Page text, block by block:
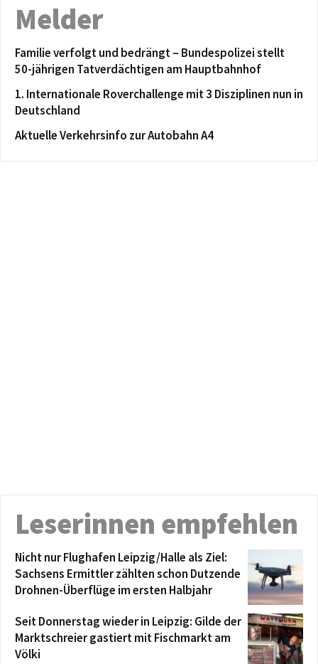
Melder
Familie verfolgt und bedrängt – Bundespolizei stellt
50-jährigen Tatverdächtigen am Hauptbahnhof
1. Internationale Roverchallenge mit 3 Disziplinen nun in
Deutschland
Aktuelle Verkehrsinfo zur Autobahn A4
Leserinnen empfehlen
Nicht nur Flughafen Leipzig/Halle als Ziel:
Sachsens Ermittler zählten schon Dutzende
Drohnen-Überflüge im ersten Halbjahr
Seit Donnerstag wieder in Leipzig: Gilde der
Marktschreier gastiert mit Fischmarkt am
Völki